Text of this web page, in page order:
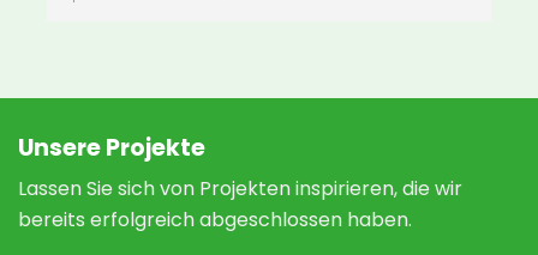
Unsere Projekte
Lassen Sie sich von Projekten inspirieren, die wir
bereits erfolgreich abgeschlossen haben.